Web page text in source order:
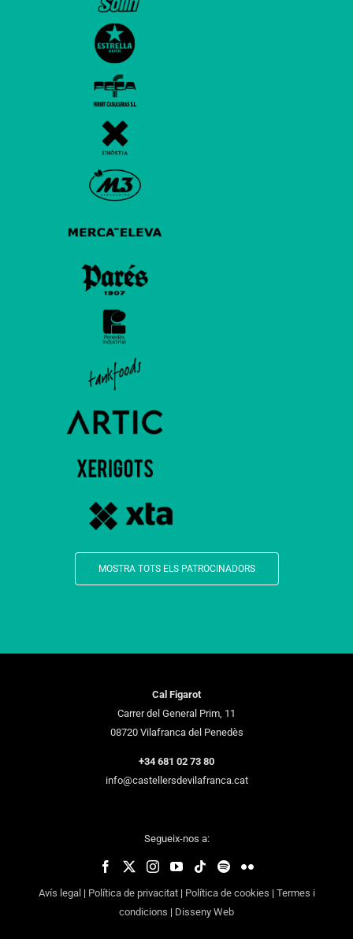
MOSTRA TOTS ELS PATROCINADORS
Cal Figarot
Carrer del General Prim, 11
08720 Vilafranca del Penedès
+34 681 02 73 80
info@castellersdevilafranca.cat
Segueix-nos a:
Avís legal| Política de privacitat| Política de cookies | Termes i
condicions | Disseny Web